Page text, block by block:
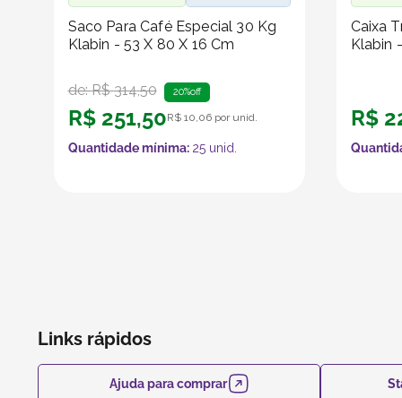
Saco Para Café Especial 30 Kg
Klabin - 53 X 80 X 16 Cm
de:R$ 314,50 20%off
R$ 251,50R$ 10,06por unid.
Quantidade mínima: 25unid.
Caixa
Klabin
R$
Links rápidos
Ajuda para comprar